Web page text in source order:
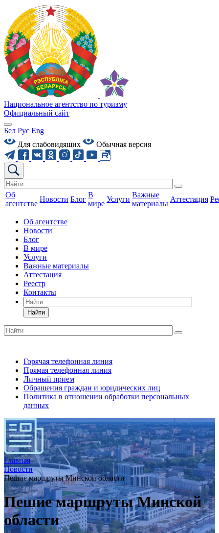
Национальное агентство по туризму
Официальный сайт
Бел Рус Eng
Для слабовидящих
Обычная версия
Об
агентстве
Новости Блог
В
мире
Услуги
Важные
материалы
Аттестация
Об агентстве
Новости
Блог
В мире
Услуги
Важные материалы
Аттестация
Реестр
Контакты
Найти
Горячая телефонная линия
Прямая телефонная линия
Личный прием
Обращения граждан и юридических лиц
Политика в отношении обработки персональных
данных
Главная
Новости
Пешие маршруты Минской области
Пешие маршруты Минской
области